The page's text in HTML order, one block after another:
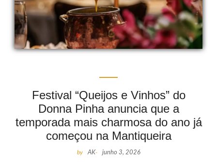
Festival “Queijos e Vinhos” do
Donna Pinha anuncia que a
temporada mais charmosa do ano já
começou na Mantiqueira
by AK- junho 3, 2026